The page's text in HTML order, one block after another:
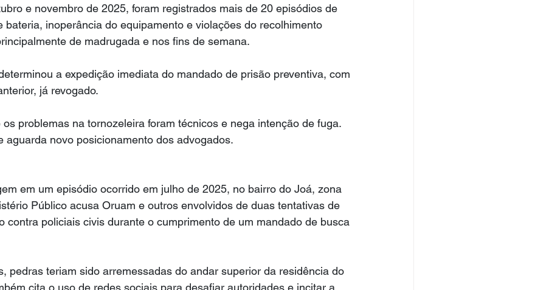
e novembro de 2025, foram registrados mais de 20 episódios de
bateria, inoperância do equipamento e violações do recolhimento
de madrugada e nos fins de semana.
a expedição imediata do mandado de prisão preventiva, com
já revogado.
problemas na tornozeleira foram técnicos e nega intenção de fuga.
aguarda novo posicionamento dos advogados.
em um episódio ocorrido em julho de 2025, no bairro do Joá, zona
Público acusa Oruam e outros envolvidos de duas tentativas de
contra policiais civis durante o cumprimento de um mandado de busca
pedras teriam sido arremessadas do andar superior da residência do
cita o uso de redes sociais para desafiar autoridades e incitar a